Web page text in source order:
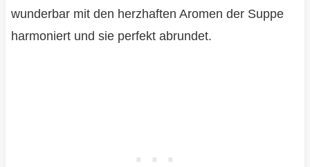
wunderbar mit den herzhaften Aromen der Suppe
harmoniert und sie perfekt abrundet.